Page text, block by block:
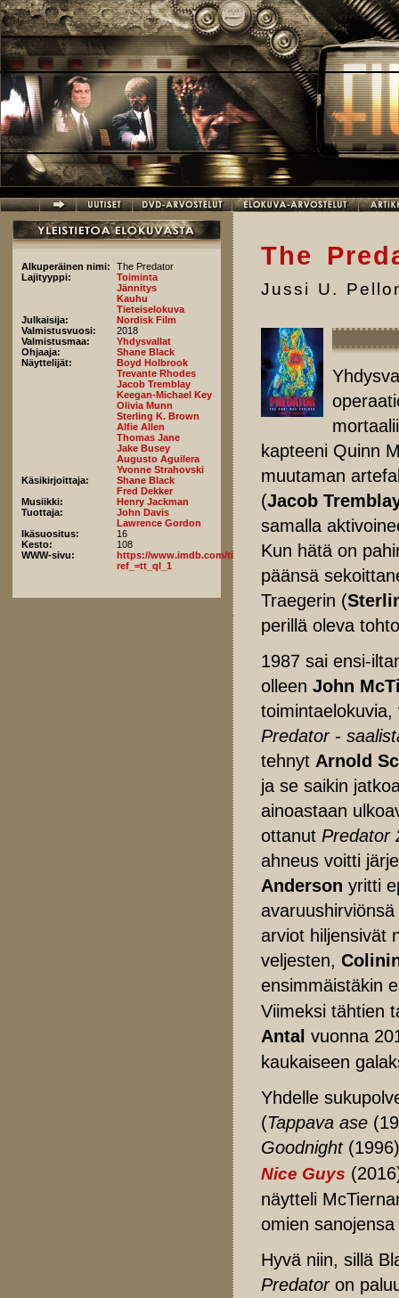
Hyppää pääsisältöön
Alkuperäinen nimi:
The Predator
Lajityyppi:
Toiminta
Jännitys
Kauhu
Tieteiselokuva
Julkaisija:
Nordisk Film
Valmistusvuosi:
2018
Valmistusmaa:
Yhdysvallat
Ohjaaja:
Shane Black
Näyttelijät:
Boyd Holbrook
Trevante Rhodes
Jacob Tremblay
Keegan-Michael Key
Olivia Munn
Sterling K. Brown
Alfie Allen
Thomas Jane
Jake Busey
Augusto Aguilera
Yvonne Strahovski
Käsikirjoittaja:
Shane Black
Fred Dekker
Musiikki:
Henry Jackman
Tuottaja:
John Davis
Lawrence Gordon
Ikäsuositus:
16
Kesto:
108
WWW-sivu:
https://www.imdb.com/title/tt3829266/fullcredits?
ref_=tt_ql_1
The
Jussi U.
kapteeni Quinn
muutaman
(Jacob
samalla
Kun hätä on
päänsä
Traegerin (
perillä oleva
1987 sai ensi-
olleen John
Predator -
tehnyt Arnold
ja se saikin
ainoastaan
ottanut Predator
ahneus voitti
Anderson yritti
arviot hiljensivät
veljesten,
ensimmäistäkin
Viimeksi tähtien
Antal vuonna
kaukaiseen
Yhdelle
(Tappava ase
Goodnight
Nice Guys
näytteli
omien
Hyvä niin, sillä
Predatoron